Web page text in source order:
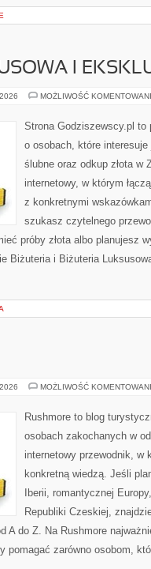
I
MOŻLIWOŚĆ
Strona Godziszewscy.pl to
o osobach, które
ślubne oraz odkup złota w
internetowy, w którym
z konkretnymi
szukasz czytelnego
próby złota albo planujesz
Biżuteria i Biżuteria
MOŻLIWOŚĆ
Rushmore to blog
osobach zakochanych w
internetowy przewodnik, w
konkretną wiedzą. Jeśli
Iberii, romantycznej
Republiki Czeskiej,
A do Z. Na Rushmore
pomagać zarówno osobom,